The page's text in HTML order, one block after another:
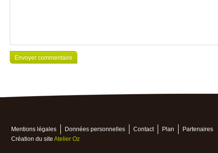
Mentions légales Données personnelles Contact Plan
Partenaires
Création du site Atelier Oz